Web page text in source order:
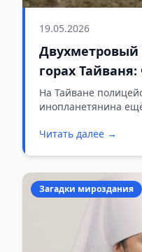
19.05.2026
горах
фото следов
На Тайване
инопланетянина
Читать далее →
Загадки мироздания